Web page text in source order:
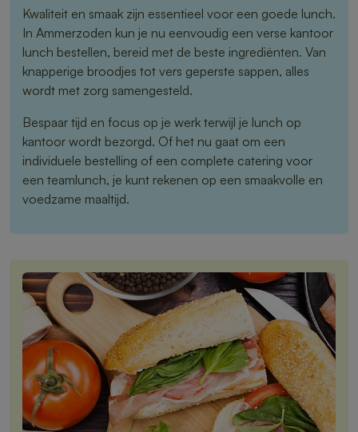
Kwaliteit en smaak zijn essentieel voor een goede lunch.
In Ammerzoden kun je nu eenvoudig een verse kantoor
lunch bestellen, bereid met de beste ingrediënten. Van
knapperige broodjes tot vers geperste sappen, alles
wordt met zorg samengesteld.
Bespaar tijd en focus op je werk terwijl je lunch op
kantoor wordt bezorgd. Of het nu gaat om een
individuele bestelling of een complete catering voor
een teamlunch, je kunt rekenen op een smaakvolle en
voedzame maaltijd.